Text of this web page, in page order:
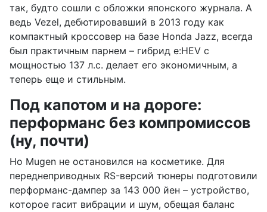
так, будто сошли с обложки японского журнала. А
ведь Vezel, дебютировавший в 2013 году как
компактный кроссовер на базе Honda Jazz, всегда
был практичным парнем – гибрид e:HEV с
мощностью 137 л.с. делает его экономичным, а
теперь еще и стильным.
Под капотом и на дороге:
перформанс без компромиссов
(ну, почти)
Но Mugen не остановился на косметике. Для
переднеприводных RS-версий тюнеры подготовили
перформанс-дампер за 143 000 йен – устройство,
которое гасит вибрации и шум, обещая баланс